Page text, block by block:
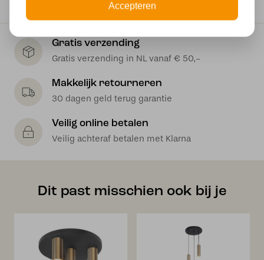
Gratis verzending
Gratis verzending in NL vanaf € 50,-
Makkelijk retourneren
30 dagen geld terug garantie
Veilig online betalen
Veilig achteraf betalen met Klarna
Dit past misschien ook bij je
Accepteren